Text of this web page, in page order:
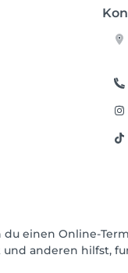
einen Online-
anderen hilfst,